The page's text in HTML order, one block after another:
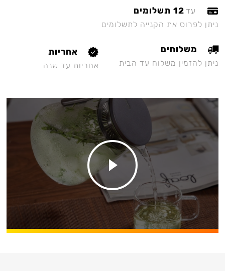
עד 12 תשלומים
ניתן לפרוס את הקנייה לתשלומים
משלוחים
ניתן להזמין משלוח עד הבית
אחריות
אחריות עד שנה